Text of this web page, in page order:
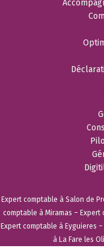
Expert comptable à Salon de
comptable à Miramas – Expert
Expert comptable à Eyguieres –
à La Fare les